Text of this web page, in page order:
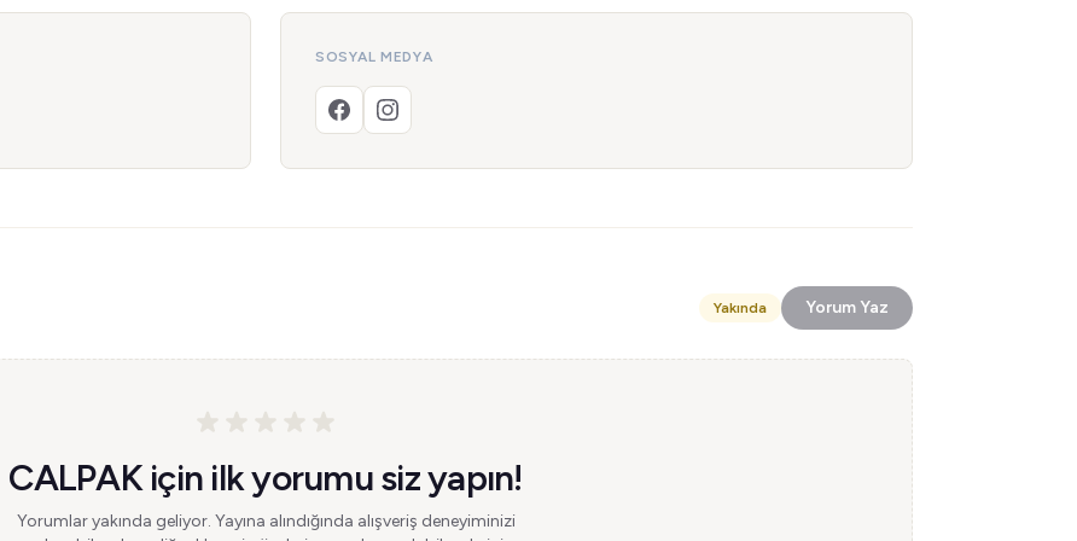
SOSYAL MEDYA
Yakında Yorum Yaz
CALPAK için ilk yorumu siz yapın!
Yorumlar yakında geliyor. Yayına alındığında alışveriş deneyiminizi